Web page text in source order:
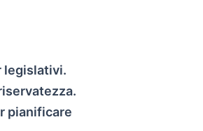
legislativi.
pianificare